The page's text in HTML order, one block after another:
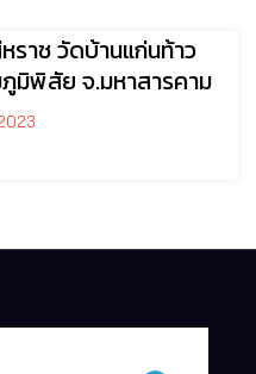
ราช วัดบ้านแก่นท้าว
มิพิสัย จ.มหาสารคาม